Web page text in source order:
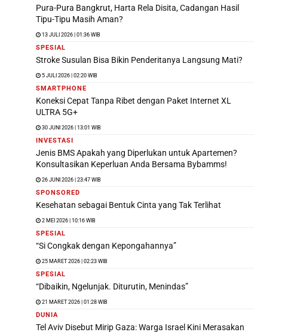
Pura-Pura Bangkrut, Harta Rela Disita, Cadangan Hasil
Tipu-Tipu Masih Aman?
13 JULI 2026 | 01:36 WIB
SPESIAL
Stroke Susulan Bisa Bikin Penderitanya Langsung Mati?
5 JULI 2026 | 02:20 WIB
SMARTPHONE
Koneksi Cepat Tanpa Ribet dengan Paket Internet XL
ULTRA 5G+
30 JUNI 2026 | 13:01 WIB
INVESTASI
Jenis BMS Apakah yang Diperlukan untuk Apartemen?
Konsultasikan Keperluan Anda Bersama Bybamms!
26 JUNI 2026 | 23:47 WIB
SPONSORED
Kesehatan sebagai Bentuk Cinta yang Tak Terlihat
2 MEI 2026 | 10:16 WIB
SPESIAL
“Si Congkak dengan Kepongahannya”
25 MARET 2026 | 02:23 WIB
SPESIAL
“Dibaikin, Ngelunjak. Diturutin, Menindas”
21 MARET 2026 | 01:28 WIB
DUNIA
Tel Aviv Disebut Mirip Gaza: Warga Israel Kini Merasakan